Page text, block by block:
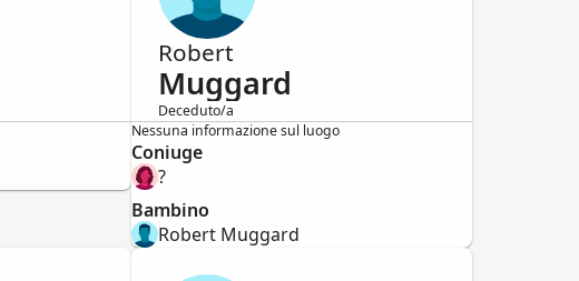
Robert
Muggard
Deceduto/a
Maschio
Nessuna informazione sul luogo
Coniuge
?
Bambino
Robert Muggard